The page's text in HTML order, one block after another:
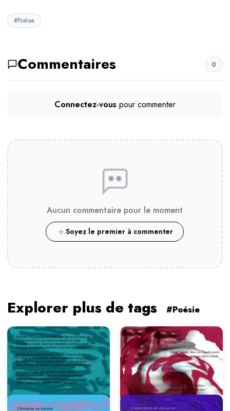
#Poésie
Commentaires 0
Connectez-vous pour commenter
Aucun commentaire pour le moment
Soyez le premier à commenter
Explorer plus de tags #Poésie